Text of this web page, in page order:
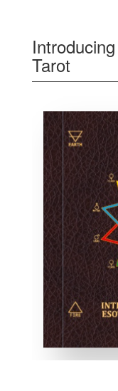
Tarot